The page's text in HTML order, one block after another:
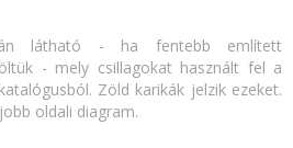
látható - ha fentebb említett
- mely csillagokat használt fel a
Zöld karikák jelzik ezeket.
oldali diagram.